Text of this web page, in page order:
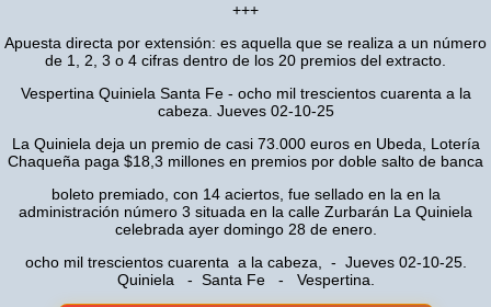
+++
Apuesta directa por extensión: es aquella que se realiza a un número
de 1, 2, 3 o 4 cifras dentro de los 20 premios del extracto.
Vespertina Quiniela Santa Fe - ocho mil trescientos cuarenta a la
cabeza. Jueves 02-10-25
La Quiniela deja un premio de casi 73.000 euros en Ubeda, Lotería
Chaqueña paga $18,3 millones en premios por doble salto de banca
boleto premiado, con 14 aciertos, fue sellado en la en la
administración número 3 situada en la calle Zurbarán La Quiniela
celebrada ayer domingo 28 de enero.
ocho mil trescientos cuarenta a la cabeza, - Jueves 02-10-25.
Quiniela - Santa Fe - Vespertina.